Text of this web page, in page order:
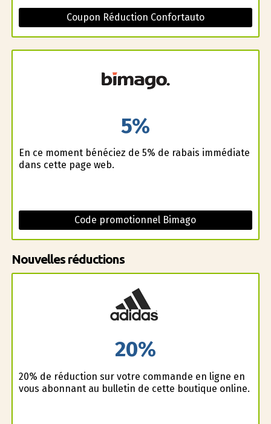
Coupon Réduction Confortauto
5%
En ce moment bénéficiez de 5% de rabais immédiate
dans cette page web.
Code promotionnel Bimago
Nouvelles réductions
20%
20% de réduction sur votre commande en ligne en
vous abonnant au bulletin de cette boutique online.